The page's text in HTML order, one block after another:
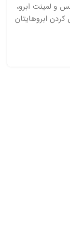
و لمینت ابرو،
ابروهایتان